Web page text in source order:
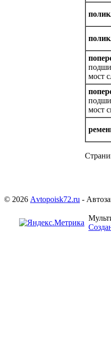
мост
мост
© 2026 Аvtopoisk72.ru -